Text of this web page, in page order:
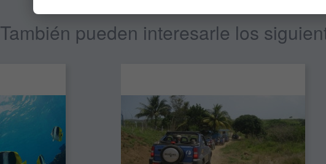
También pueden interesarle los